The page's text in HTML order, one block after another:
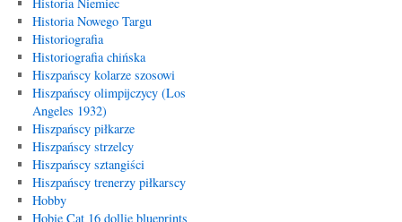
Historia Nowego Targu
Historiografia
Historiografia chińska
Hiszpańscy kolarze szosowi
Hiszpańscy olimpijczycy (Los
Angeles 1932)
Hiszpańscy piłkarze
Hiszpańscy strzelcy
Hiszpańscy sztangiści
Hiszpańscy trenerzy piłkarscy
Hobby
Hobie Cat 16 dollie blueprints